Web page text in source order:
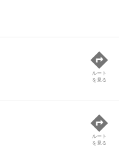
ルート
を見る
ルート
を見る